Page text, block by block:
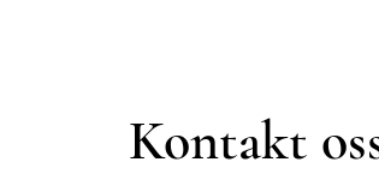
Kontakt